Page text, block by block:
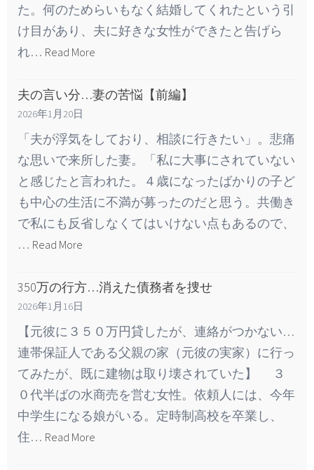
た。何のためらいもなく結婚してくれたという引
け目があり、夫に好きな女性ができたと告げら
れ… Read More
夫の言い分…妻の苦悩【前編】
2026年1月20日
「夫が浮気をしており、相談に行きたい」。悲痛
な思いで来所した妻。「私に大事にされていない
と感じたと言われた。４歳になったばかりの子ど
も中心の生活に不満が募ったのだと思う。共働き
で私にも反省しなくてはいけない点もあるので、
… Read More
350万の行方…消えた債務者を捜せ
2026年1月16日
【元彼に３５０万円貸したが、連絡がつかない…
連帯保証人である父親の家（元彼の実家）に行っ
てみたが、既に建物は取り壊されていた】 ３
０代半ばの水商売を営む女性。依頼人には、今年
中学生になる娘がいる。定時制高校を卒業し、
住… Read More